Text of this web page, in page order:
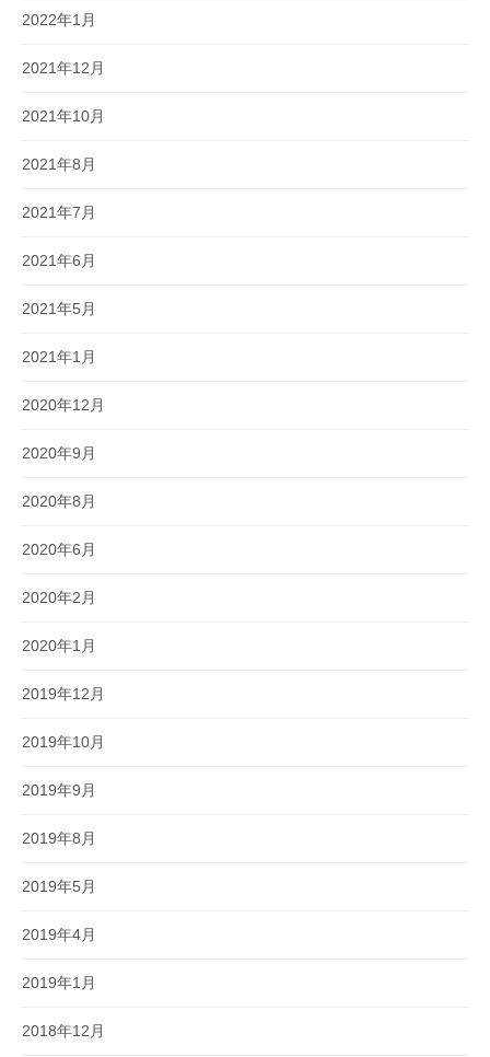
2022年1月
2021年12月
2021年10月
2021年8月
2021年7月
2021年6月
2021年5月
2021年1月
2020年12月
2020年9月
2020年8月
2020年6月
2020年2月
2020年1月
2019年12月
2019年10月
2019年9月
2019年8月
2019年5月
2019年4月
2019年1月
2018年12月